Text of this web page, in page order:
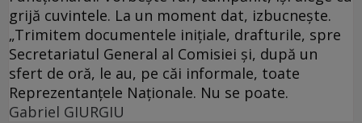
grijă cuvintele. La un moment dat, izbucneşte.
„Trimitem documentele iniţiale, drafturile, spre
Secretariatul General al Comisiei şi, după un
sfert de oră, le au, pe căi informale, toate
Reprezentanţele Naţionale. Nu se poate.
Gabriel GIURGIU